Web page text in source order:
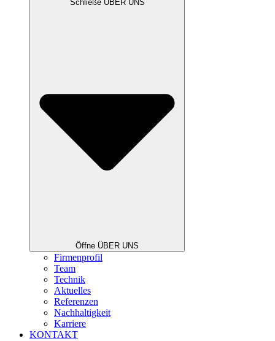
Schließe ÜBER UNS
Öffne ÜBER UNS
Firmenprofil
Team
Technik
Aktuelles
Referenzen
Nachhaltigkeit
Karriere
KONTAKT